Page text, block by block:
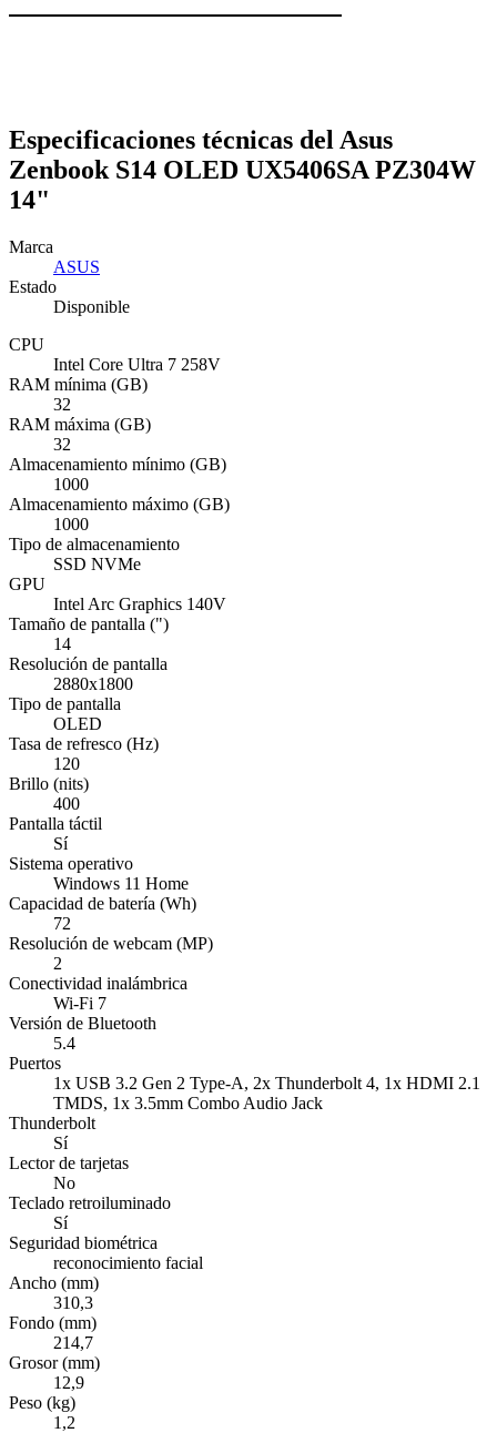
Especificaciones técnicas del Asus
Zenbook S14 OLED UX5406SA PZ304W
14"
Marca
ASUS
Estado
Disponible
CPU
Intel Core Ultra 7 258V
RAM mínima (GB)
32
RAM máxima (GB)
32
Almacenamiento mínimo (GB)
1000
Almacenamiento máximo (GB)
1000
Tipo de almacenamiento
SSD NVMe
GPU
Intel Arc Graphics 140V
Tamaño de pantalla (")
14
Resolución de pantalla
2880x1800
Tipo de pantalla
OLED
Tasa de refresco (Hz)
120
Brillo (nits)
400
Pantalla táctil
Sí
Sistema operativo
Windows 11 Home
Capacidad de batería (Wh)
72
Resolución de webcam (MP)
2
Conectividad inalámbrica
Wi-Fi 7
Versión de Bluetooth
5.4
Puertos
1x USB 3.2 Gen 2 Type-A, 2x Thunderbolt 4, 1x HDMI 2.1
TMDS, 1x 3.5mm Combo Audio Jack
Thunderbolt
Sí
Lector de tarjetas
No
Teclado retroiluminado
Sí
Seguridad biométrica
reconocimiento facial
Ancho (mm)
310,3
Fondo (mm)
214,7
Grosor (mm)
12,9
Peso (kg)
1,2